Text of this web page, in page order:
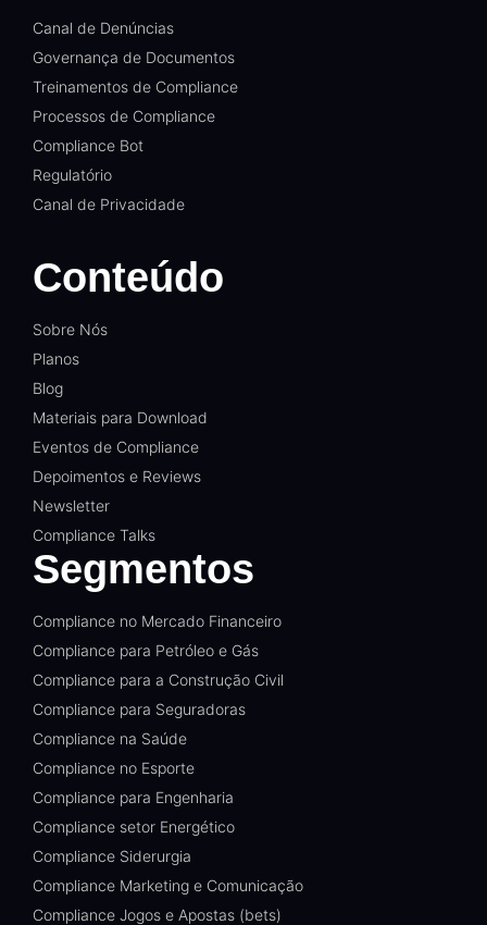
Canal de Denúncias
Governança de Documentos
Treinamentos de Compliance
Processos de Compliance
Compliance Bot
Regulatório
Canal de Privacidade
Conteúdo
Sobre Nós
Planos
Blog
Materiais para Download
Eventos de Compliance
Depoimentos e Reviews
Newsletter
Compliance Talks
Segmentos
Compliance no Mercado Financeiro
Compliance para Petróleo e Gás
Compliance para a Construção Civil
Compliance para Seguradoras
Compliance na Saúde
Compliance no Esporte
Compliance para Engenharia
Compliance setor Energético
Compliance Siderurgia
Compliance Marketing e Comunicação
Compliance Jogos e Apostas (bets)